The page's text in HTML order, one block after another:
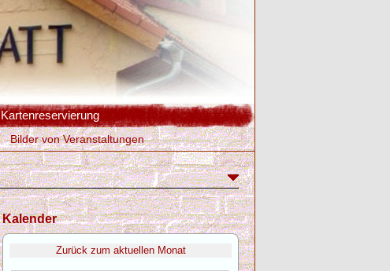
Kartenreservierung
Bilder von Veranstaltungen
Kalender
Zurück zum aktuellen Monat